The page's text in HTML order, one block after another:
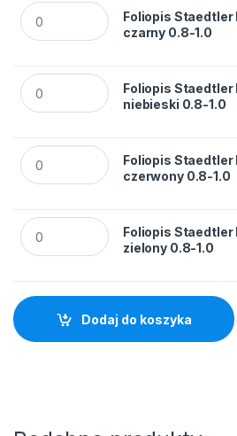
Foliopis Staedtler M 317 czarny
Foliopis Staedtler
czarny 0.8-1.0
Foliopis Staedtler M 317 niebieski
Foliopis Staedtler
niebieski 0.8-1.0
Foliopis Staedtler M 317 czerwony
Foliopis Staedtler
czerwony 0.8-1.0
Foliopis Staedtler M 317 zielony
Foliopis Staedtler
zielony 0.8-1.0
Dodaj do koszyka